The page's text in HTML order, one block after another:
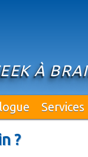
À
Services
?